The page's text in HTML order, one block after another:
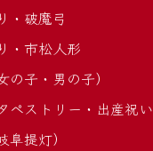
・破魔弓
・市松人形
の子・男の子）
ペストリー・出産祝い
阜提灯）